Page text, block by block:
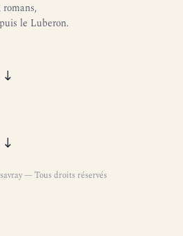
le Luberon.
— Tous droits réservés